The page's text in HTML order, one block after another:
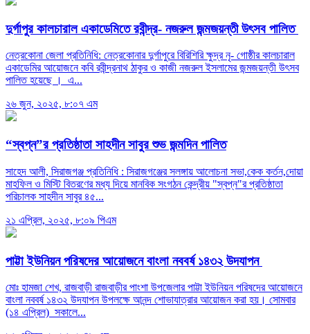
দুর্গাপুর কালচারাল একাডেমিতে রবীন্দ্র- নজরুল জন্মজয়ন্তী উৎসব পালিত
নেত্রকোনা জেলা প্রতিনিধি: নেত্রকোনার দুর্গাপুরে বিরিশিরি ক্ষুদ্র নৃ- গোষ্ঠীর কালচারাল
একাডেমির আয়োজনে কবি রবীন্দ্রনাথ ঠাকুর ও কাজী নজরুল ইসলামের জন্মজয়ন্তী উৎসব
পালিত হয়েছে । এ...
২৬ জুন, ২০২৫, ৮:০৭ এম
“স্বপ্ন”র প্রতিষ্ঠাতা সাহদীন সাবুর শুভ জন্মদিন পালিত
সাহেদ আলী, সিরাজগঞ্জ প্রতিনিধি : সিরাজগঞ্জের সলঙ্গায় আলোচনা সভা,কেক কর্তন,দোয়া
মাহফিল ও মিস্টি বিতরণের মধ্য দিয়ে মানবিক সংগঠন কেন্দ্রীয় "স্বপ্ন"র প্রতিষ্ঠাতা
পরিচালক সাহদীন সাবুর ৪৫...
২১ এপ্রিল, ২০২৫, ৮:০৯ পিএম
পাট্টা ইউনিয়ন পরিষদের আয়োজনে বাংলা নববর্ষ ১৪৩২ উদযাপন
মোঃ হামজা শেখ, রাজবাড়ী রাজবাড়ীর পাংশা উপজেলার পাট্টা ইউনিয়ন পরিষদের আয়োজনে
বাংলা নববর্ষ ১৪৩২ উদযাপন উপলক্ষে আনন্দ শোভাযাত্রার আয়োজন করা হয়। সোমবার
(১৪ এপ্রিল) সকালে...